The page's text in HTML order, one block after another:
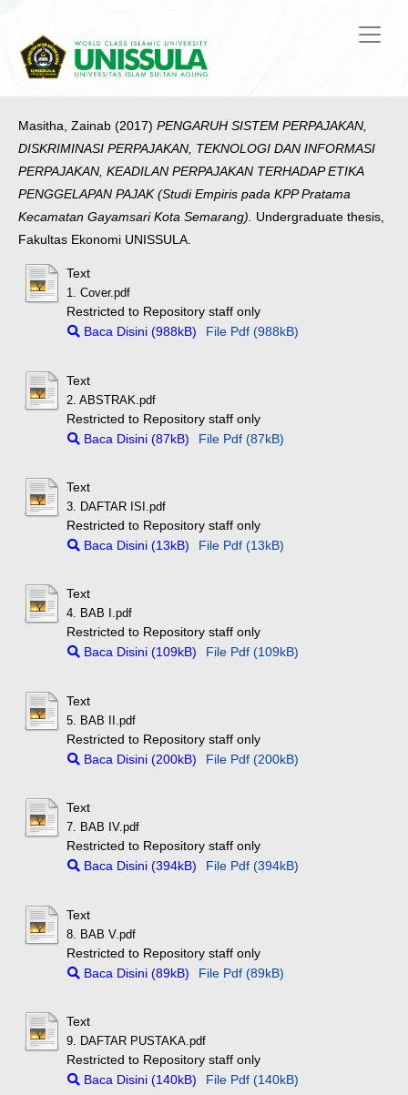
Masitha, Zainab (2017) PENGARUH SISTEM PERPAJAKAN,
DISKRIMINASI PERPAJAKAN, TEKNOLOGI DAN INFORMASI
PERPAJAKAN, KEADILAN PERPAJAKAN TERHADAP ETIKA
PENGGELAPAN PAJAK (Studi Empiris pada KPP Pratama
Kecamatan Gayamsari Kota Semarang). Undergraduate thesis,
Fakultas Ekonomi UNISSULA.
Text
1. Cover.pdf
Restricted to Repository staff only
Baca Disini (988kB)
File Pdf (988kB)
Text
2. ABSTRAK.pdf
Restricted to Repository staff only
Baca Disini (87kB)
File Pdf (87kB)
Text
3. DAFTAR ISI.pdf
Restricted to Repository staff only
Baca Disini (13kB)
File Pdf (13kB)
Text
4. BAB I.pdf
Restricted to Repository staff only
Baca Disini (109kB)
File Pdf (109kB)
Text
5. BAB II.pdf
Restricted to Repository staff only
Baca Disini (200kB)
File Pdf (200kB)
Text
7. BAB IV.pdf
Restricted to Repository staff only
Baca Disini (394kB)
File Pdf (394kB)
Text
8. BAB V.pdf
Restricted to Repository staff only
Baca Disini (89kB)
File Pdf (89kB)
Text
9. DAFTAR PUSTAKA.pdf
Restricted to Repository staff only
Baca Disini (140kB)
File Pdf (140kB)